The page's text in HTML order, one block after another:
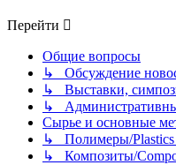
Перейти
Общие вопросы
↳ Обсуждение
↳ Выставки,
↳
Сырье и основные
↳ Полимеры/Plastics
↳ Композиты/